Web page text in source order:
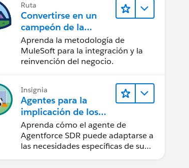
Ruta
Convertirse en un
campeón de la
integración
Aprenda la metodología de
MuleSoft para la integración y la
reinvención del negocio.
Insignia
Agentes para la
implicación de los
clientes a escala
Aprenda cómo el agente de
Agentforce SDR puede adaptarse a
las necesidades específicas de su